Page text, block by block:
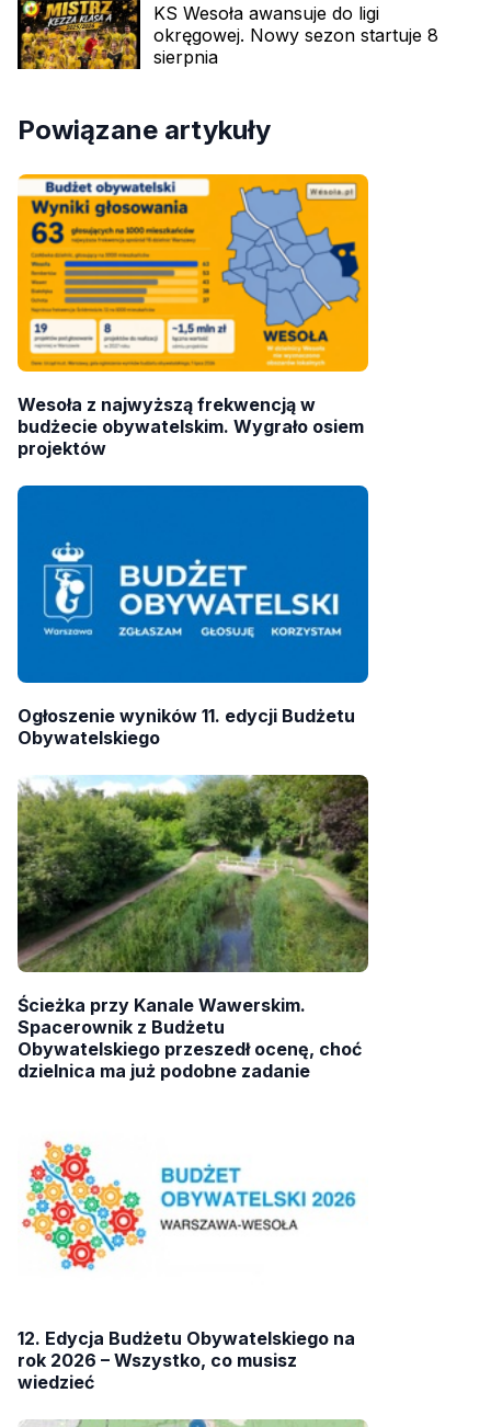
KS Wesoła awansuje do ligi
okręgowej. Nowy sezon startuje 8
sierpnia
Powiązane artykuły
Wesoła z najwyższą frekwencją w
budżecie obywatelskim. Wygrało osiem
projektów
Ogłoszenie wyników 11. edycji Budżetu
Obywatelskiego
Ścieżka przy Kanale Wawerskim.
Spacerownik z Budżetu
Obywatelskiego przeszedł ocenę, choć
dzielnica ma już podobne zadanie
12. Edycja Budżetu Obywatelskiego na
rok 2026 – Wszystko, co musisz
wiedzieć